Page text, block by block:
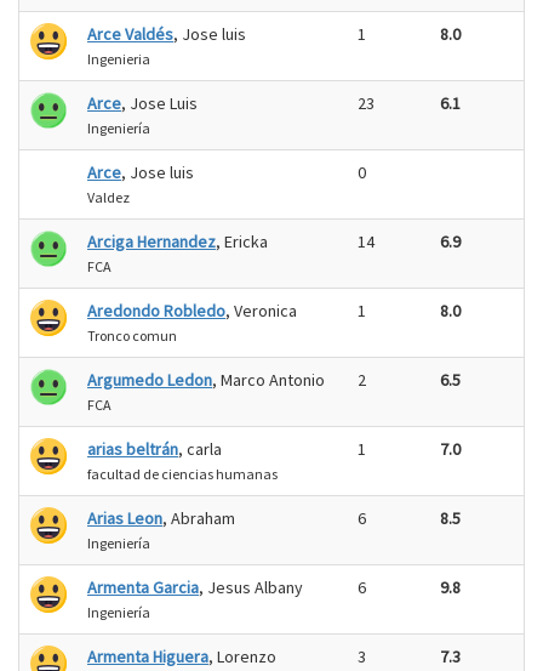
Arce Valdés, Jose luis
Ingenieria
1 8.0
Arce, Jose Luis
Ingeniería
23 6.1
Arce, Jose luis
Valdez
0
Arciga Hernandez, Ericka
FCA
14 6.9
Aredondo Robledo, Veronica
Tronco comun
1 8.0
Argumedo Ledon, Marco Antonio
FCA
2 6.5
arias beltrán, carla
facultad de ciencias humanas
1 7.0
Arias Leon, Abraham
Ingeniería
6 8.5
Armenta Garcia, Jesus Albany
Ingeniería
6 9.8
Armenta Higuera, Lorenzo 3 7.3